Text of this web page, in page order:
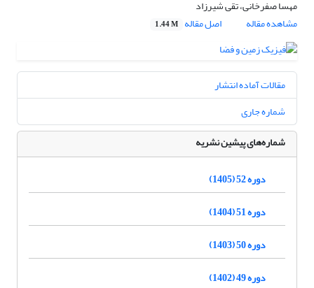
مهسا صفرخانی، تقی شیرزاد
مشاهده مقاله
اصل مقاله 1.44 M
مقالات آماده انتشار
شماره جاری
شماره‌های پیشین نشریه
دوره 52 (1405)
دوره 51 (1404)
دوره 50 (1403)
دوره 49 (1402)